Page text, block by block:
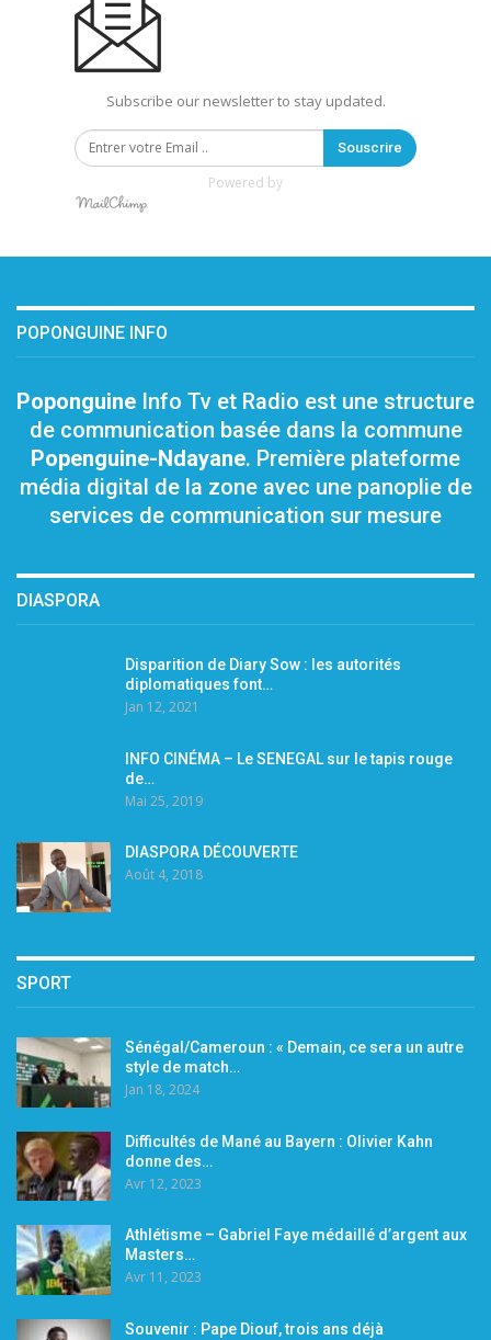
Subscribe our newsletter to stay updated.
Souscrire
Powered by
POPONGUINE INFO
Poponguine Info Tv et Radio est une structure
de communication basée dans la commune
Popenguine-Ndayane. Première plateforme
média digital de la zone avec une panoplie de
services de communication sur mesure
DIASPORA
Disparition de Diary Sow : les autorités
diplomatiques font…
Jan 12, 2021
INFO CINÉMA – Le SENEGAL sur le tapis rouge
de…
Mai 25, 2019
DIASPORA DÉCOUVERTE
Août 4, 2018
SPORT
Sénégal/Cameroun : « Demain, ce sera un autre
style de match…
Jan 18, 2024
Difficultés de Mané au Bayern : Olivier Kahn
donne des…
Avr 12, 2023
Athlétisme – Gabriel Faye médaillé d’argent aux
Masters…
Avr 11, 2023
Souvenir : Pape Diouf, trois ans déjà